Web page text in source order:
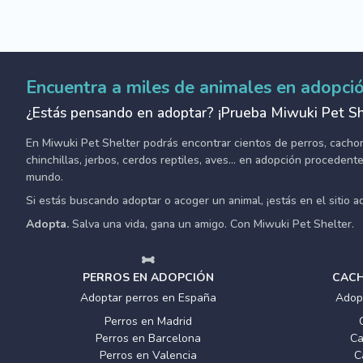
Encuentra a miles de animales en
¿Estás pensando en adoptar? ¡Prueba Miwuki Pet
En Miwuki Pet Shelter podrás encontrar cientos de perros,
chinchillas, jerbos, cerdos reptiles, aves... en adopción
mundo.
Si estás buscando adoptar o acoger un animal, ¡estás en el sitio
Adopta. Salva una vida, gana un amigo. Con Miwuki Pet Shelter.
PERROS EN ADOPCIÓN
Adoptar perros en España
Perros en Madrid
Perros en Barcelona
Perros en Valencia